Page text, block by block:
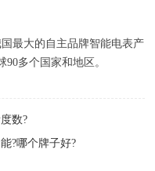
最大的自主品牌智能电表产
多个国家和地区。
数?
?哪个牌子好?